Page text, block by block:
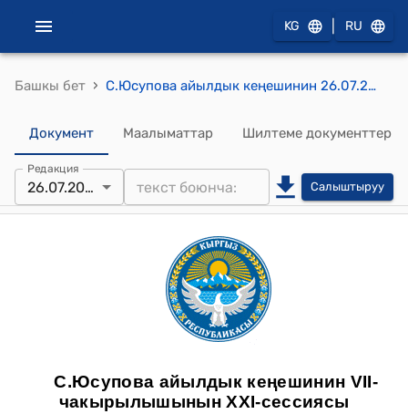
KG RU
Башкы бет › С.Юсупова айылдык кеңешинин 26.07.2024-жыл. № 21-2 С. Юсупова айылдык кеңешинин аймагында укук коргоо жана кылмыштуулуктун алдын алуу боюнча милициянын аймактык тескөөчүлөрү тарабынан аткарылып жаткан иштери жөнүндө токтому
Документ Маалыматтар Шилтеме документтер
Редакция
26.07.2025 Салыштыруу